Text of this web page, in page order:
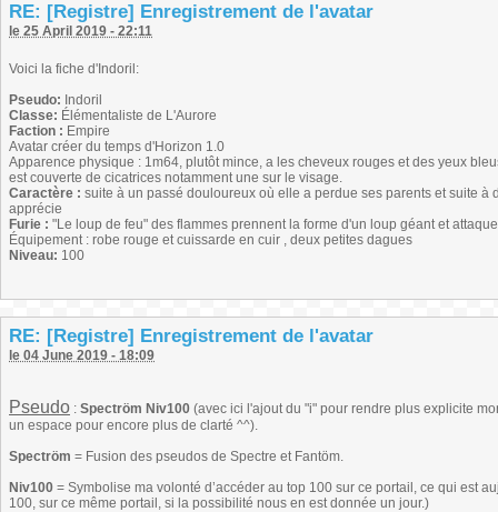
RE: [Registre] Enregistrement de l'avatar
le 25 April 2019 - 22:11
Voici la fiche d'Indoril:
Pseudo: Indoril
Classe: Élémentaliste de L'Aurore
Faction : Empire
Avatar créer du temps d'Horizon 1.0
Apparence physique : 1m64, plutôt mince, a les cheveux rouges et des yeux
est couverte de cicatrices notamment une sur le visage.
Caractère : suite à un passé douloureux où elle a perdue ses parents et suite
apprécie
Furie : "Le loup de feu" des flammes prennent la forme d'un loup géant et
Équipement : robe rouge et cuissarde en cuir , deux petites dagues
Niveau: 100
RE: [Registre] Enregistrement de l'avatar
le 04 June 2019 - 18:09
Pseudo : Spectröm Niv100 (avec ici l'ajout du "i" pour rendre plus explicite
un espace pour encore plus de clarté ^^).
Spectröm = Fusion des pseudos de Spectre et Fantöm.
Niv100 = Symbolise ma volonté d’accéder au top 100 sur ce portail, ce qui est
100, sur ce même portail, si la possibilité nous en est donnée un jour.)